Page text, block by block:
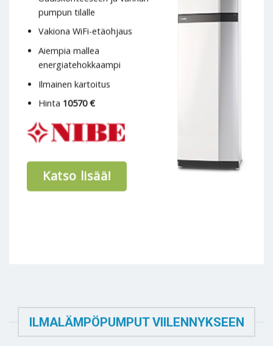
pumpun tilalle
Vakiona WiFi-etäohjaus
Aiempia mallea
energiatehokkaampi
Ilmainen kartoitus
Hinta 10570 €
Katso lisää!
ILMALÄMPÖPUMPUT VIILENNYKSEEN